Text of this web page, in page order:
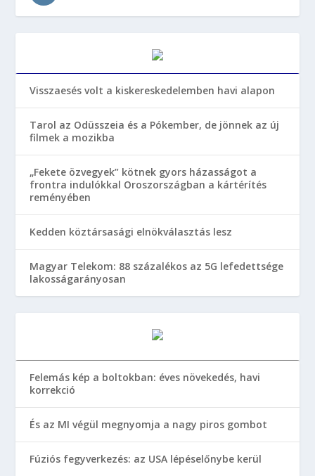
Visszaesés volt a kiskereskedelemben havi alapon
Tarol az Odüsszeia és a Pókember, de jönnek az új
filmek a mozikba
„Fekete özvegyek” kötnek gyors házasságot a
frontra indulókkal Oroszországban a kártérítés
reményében
Kedden köztársasági elnökválasztás lesz
Magyar Telekom: 88 százalékos az 5G lefedettsége
lakosságarányosan
Felemás kép a boltokban: éves növekedés, havi
korrekció
És az MI végül megnyomja a nagy piros gombot
Fúziós fegyverkezés: az USA lépéselőnybe kerül